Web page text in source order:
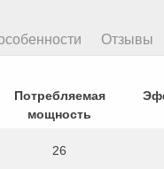
Отзывы
Потребляемая
мощность
26